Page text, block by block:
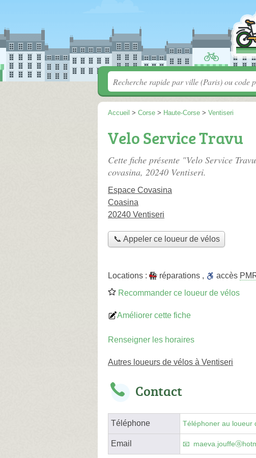
Accueil > Corse > Haute-Corse > Ventiseri
Velo Service Travu
Cette fiche présente "Velo Service
covasina, 20240 Ventiseri.
Espace Covasina
Coasina
20240 Ventiseri
📞 Appeler ce loueur de vélos
Locations : réparations , accès
Recommander ce loueur de vélos
Améliorer cette fiche
Renseigner les horaires
Autres loueurs de vélos à Ventiseri
Contact
Téléphone Téléphoner au loueur
Email